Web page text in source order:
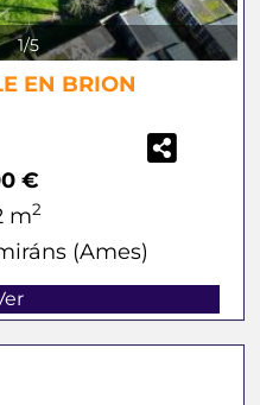
1/5
EN BRION
€
m2
(Ames)